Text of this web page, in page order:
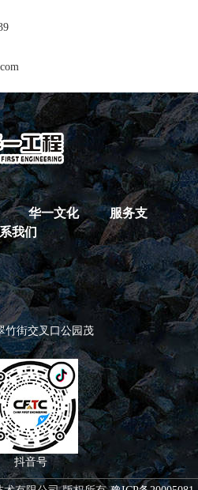
华一文化
服务支
我们
竹街交叉口公园茂
抖音号